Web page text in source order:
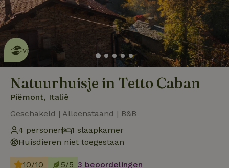
Dit natuurhuisje is eco-
vriendelijk
lees meer
Natuurhuisje in Tetto Caban
Piëmont, Italië
Geschakeld | Alleenstaand | B&B
4 personen
1 slaapkamer
Huisdieren niet toegestaan
10/10 5/5 3 beoordelingen